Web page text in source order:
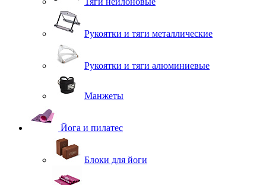
Рукоятки и тяги металлические
Рукоятки и тяги алюминиевые
Манжеты
Йога и пилатес
Блоки для йоги